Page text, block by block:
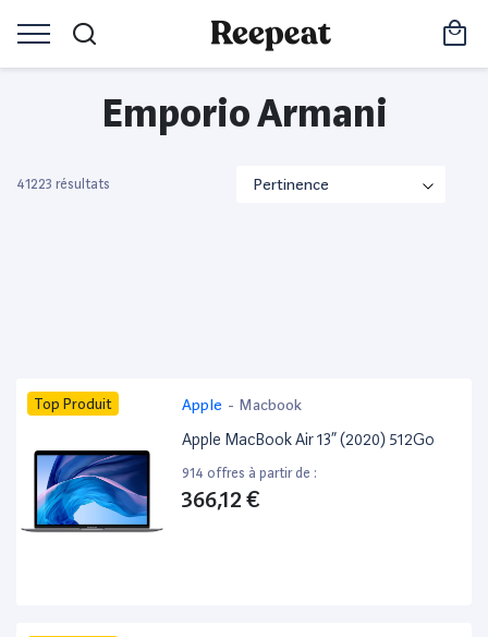
Emporio Armani
41223 résultats
Top Produit Apple - Macbook
Apple MacBook Air 13” (2020) 512Go
914 offres à partir de :
366,12 €